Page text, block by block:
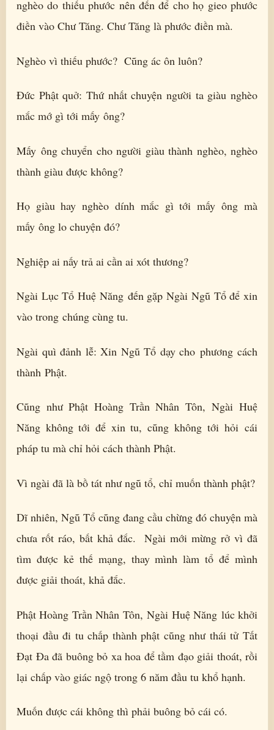
nghèo do thiếu phước nên đến để cho họ gieo phước
điền vào Chư Tăng. Chư Tăng là phước điền mà.
Nghèo vì thiếu phước? Cũng ác ôn luôn?
Đức Phật quở: Thứ nhất chuyện người ta giàu nghèo
mắc mớ gì tới mấy ông?
Mấy ông chuyển cho người giàu thành nghèo, nghèo
thành giàu được không?
Họ giàu hay nghèo dính mắc gì tới mấy ông mà
mấy ông lo chuyện đó?
Nghiệp ai nấy trả ai cần ai xót thương?
Ngài Lục Tổ Huệ Năng đến gặp Ngài Ngũ Tổ để xin
vào trong chúng cùng tu.
Ngài quì đảnh lễ: Xin Ngũ Tổ dạy cho phương cách
thành Phật.
Cũng như Phật Hoàng Trần Nhân Tôn, Ngài Huệ
Năng không tới để xin tu, cũng không tới hỏi cái
pháp tu mà chỉ hỏi cách thành Phật.
Vì ngài đã là bồ tát như ngũ tổ, chỉ muốn thành phật?
Dĩ nhiên, Ngũ Tổ cũng đang cầu chừng đó chuyện mà
chưa rốt ráo, bất khả đắc. Ngài mới mừng rở vì đã
tìm được kẻ thế mạng, thay mình làm tổ để mình
được giải thoát, khả đắc.
Phật Hoàng Trần Nhân Tôn, Ngài Huệ Năng lúc khởi
thoại đầu đi tu chấp thành phật cũng như thái tử Tất
Đạt Đa đã buông bỏ xa hoa để tầm đạo giải thoát, rồi
lại chấp vào giác ngộ trong 6 năm đầu tu khổ hạnh.
Muốn được cái không thì phải buông bỏ cái có.